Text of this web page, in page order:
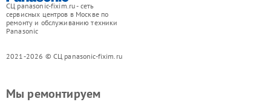
СЦ panasonic-fixim.ru - сеть
сервисных центров в Москве по
ремонту и обслуживанию техники
Panasonic
2021-2026 © СЦ panasonic-fixim.ru
Мы ремонтируем